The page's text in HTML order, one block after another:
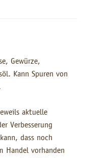
Gewürze,
Kann Spuren von
aktuelle
Verbesserung
dass noch
Handel vorhanden